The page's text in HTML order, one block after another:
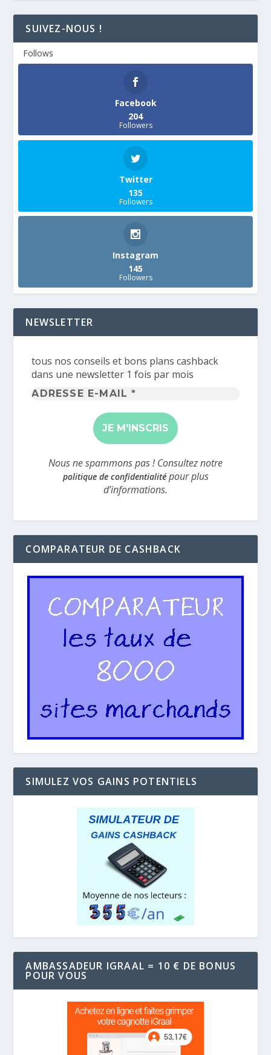
SUIVEZ-NOUS !
Follows
Facebook
204
Followers
Twitter
135
Followers
Instagram
145
Followers
NEWSLETTER
tous nos conseils et bons plans cashback
dans une newsletter 1 fois par mois
Adresse
mail
*
Nous ne spammons pas ! Consultez notre
politique de confidentialitépour plus
d’informations.
COMPARATEUR DE CASHBACK
SIMULEZ VOS GAINS POTENTIELS
AMBASSADEUR IGRAAL = 10 € DE BONUS
POUR VOUS